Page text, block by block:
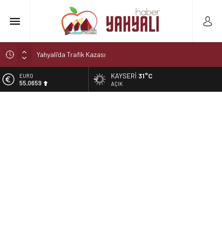
Yahyali’da Trafik Kazası
Yahyali’da Ekmeğe Zam
Kayseri Derbisi Yahyalıspor ile Develigücü Arasında
Oynanacak
EURO
55,0659
KAYSERI 31°C
AÇIK